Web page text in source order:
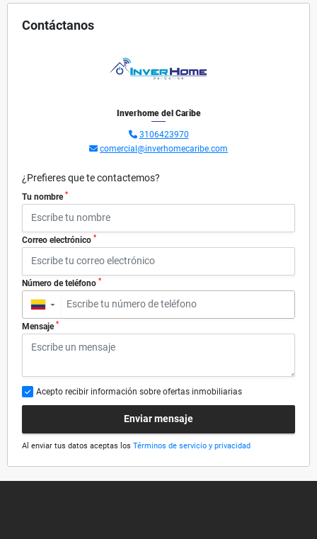
Contáctanos
Inverhome del Caribe
3106423970
comercial@inverhomecaribe.com
¿Prefieres que te contactemos?
Tu nombre *
Correo electrónico *
Número de teléfono *
▼
Mensaje *
Acepto recibir información sobre ofertas inmobiliarias
Enviar mensaje
Al enviar tus datos aceptas los Términos de servicio y privacidad